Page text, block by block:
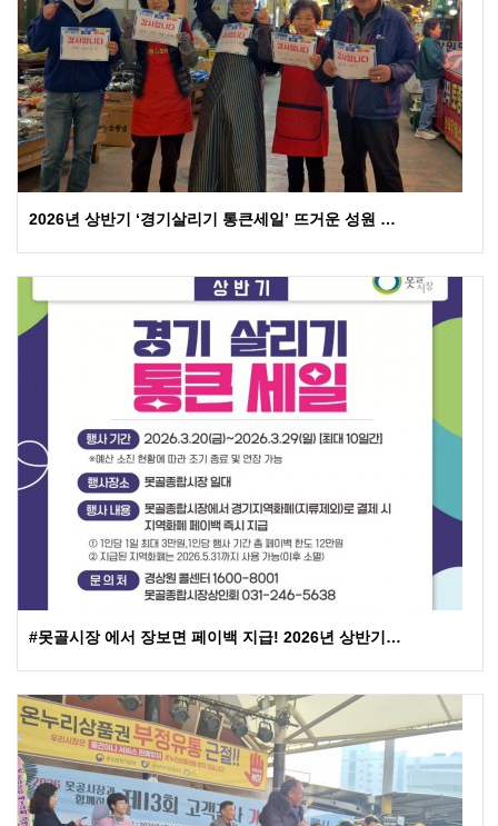
2026년 상반기 ‘경기살리기 통큰세일’ 뜨거운 성원 …
#못골시장 에서 장보면 페이백 지급! 2026년 상반기…